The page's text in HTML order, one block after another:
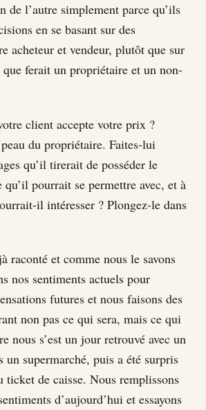
de l’autre simplement parce qu’ils
en se basant sur des
acheteur et vendeur, plutôt que sur
que ferait un propriétaire et un non-
client accepte votre prix ?
du propriétaire. Faites-lui
qu’il tirerait de posséder le
qu’il pourrait se permettre avec, et à
il intéresser ? Plongez-le dans
raconté et comme nous le savons
nos sentiments actuels pour
futures et nous faisons des
non pas ce qui sera, mais ce qui
nous s’est un jour retrouvé avec un
un supermarché, puis a été surpris
ticket de caisse. Nous remplissons
d’aujourd’hui et essayons